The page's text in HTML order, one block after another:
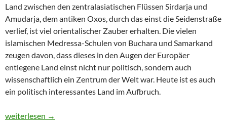
Land zwischen den zentralasiatischen Flüssen Sirdarja und
Amudarja, dem antiken Oxos, durch das einst die Seidenstraße
verlief, ist viel orientalischer Zauber erhalten. Die vielen
islamischen Medressa-Schulen von Buchara und Samarkand
zeugen davon, dass dieses in den Augen der Europäer
entlegene Land einst nicht nur politisch, sondern auch
wissenschaftlich ein Zentrum der Welt war. Heute ist es auch
ein politisch interessantes Land im Aufbruch.
Usbekistan 2025: Unterwegs in einem Land im Aufbruch
weiterlesen →